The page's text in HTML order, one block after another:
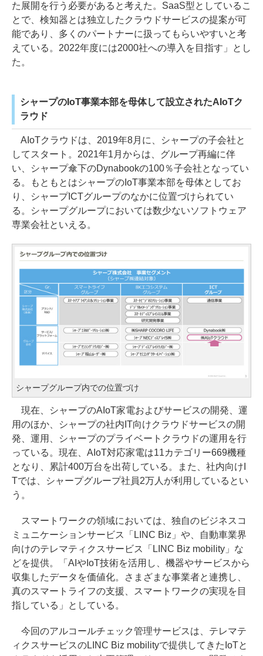
た展開を行う必要があると考えた。SaaS型としているこ
とで、検知器とは独立したクラウドサービスの提案が可
能であり、多くのパートナーに扱ってもらいやすいと考
えている。2022年度には2000社への導入を目指す」とし
た。
シャープのIoT事業本部を母体して設立されたAIoTク
ラウド
AIoTクラウドは、2019年8月に、シャープの子会社と
してスタート。2021年1月からは、グループ再編に伴
い、シャープ傘下のDynabookの100％子会社となってい
る。もともとはシャープのIoT事業本部を母体としてお
り、シャープICTグループのなかに位置づけられてい
る。シャープグループにおいては数少ないソフトウェア
専業会社といえる。
シャープグループ内での位置づけ
現在、シャープのAIoT家電およびサービスの開発、運
用のほか、シャープの社内IT向けクラウドサービスの開
発、運用、シャープのプライベートクラウドの運用を行
っている。現在、AIoT対応家電は11カテゴリー669機種
となり、累計400万台を出荷している。また、社内向けI
Tでは、シャープグループ社員2万人が利用しているとい
う。
スマートワークの領域においては、独自のビジネスコ
ミュニケーションサービス「LINC Biz」や、自動車業界
向けのテレマティクスサービス「LINC Biz mobility」な
どを提供。「AIやIoT技術を活用し、機器やサービスから
収集したデータを価値化。さまざまな事業者と連携し、
真のスマートライフの支援、スマートワークの実現を目
指している」としている。
今回のアルコールチェック管理サービスは、テレマテ
ィクスサービスのLINC Biz mobilityで提供してきたIoTと